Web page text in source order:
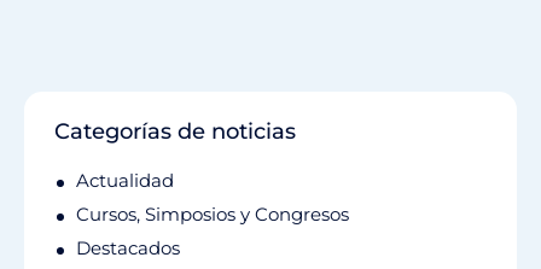
Categorías de noticias
Actualidad
Cursos, Simposios y Congresos
Destacados